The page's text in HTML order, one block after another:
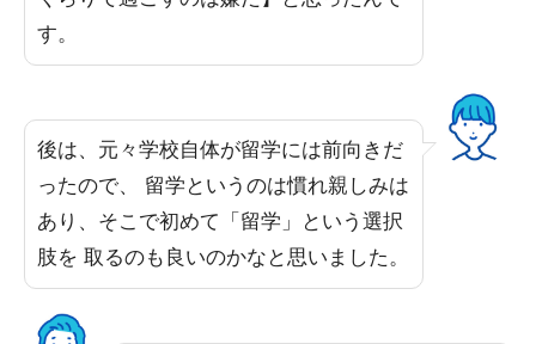
す。
後は、元々学校自体が留学には前向きだ
ったので、 留学というのは慣れ親しみは
あり、そこで初めて「留学」という選択
肢を 取るのも良いのかなと思いました。